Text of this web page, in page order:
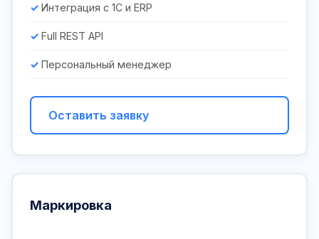
Интеграция с 1С и ERP
Full REST API
Персональный менеджер
Оставить заявку
Маркировка